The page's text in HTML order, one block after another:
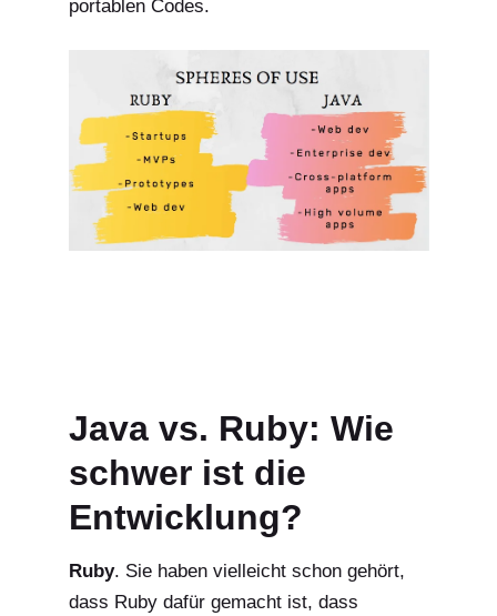
portablen Codes.
Java vs. Ruby: Wie
schwer ist die
Entwicklung?
Ruby. Sie haben vielleicht schon gehört,
dass Ruby dafür gemacht ist, dass